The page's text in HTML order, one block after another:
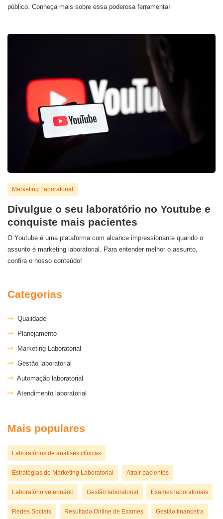
público. Conheça mais sobre essa poderosa ferramenta!
Marketing Laboratorial
Divulgue o seu laboratório no Youtube e
conquiste mais pacientes
O Youtube é uma plataforma com alcance impressionante quando o
assunto é marketing laboratorial. Para entender melhor o assunto,
confira o nosso conteúdo!
Categorias
Qualidade
Planejamento
Marketing Laboratorial
Gestão laboratorial
Automação laboratorial
Atendimento laboratorial
Mais populares
Laboratórios de análises clínicas
Estratégias de Marketing Laboratorial Atrair pacientes
Laboratório veterinário Gestão laboratorial Exames laboratoriais
Redes Sociais Resultado Online de Exames Gestão financeira